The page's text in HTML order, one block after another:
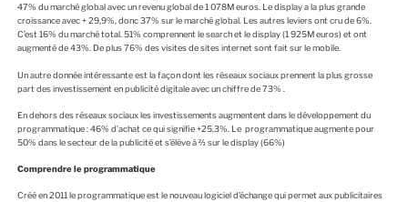
47% du marché global avec un revenu global de 1 078M euros. Le display a la plus grande
croissance avec + 29,9%, donc 37% sur le marché global. Les autres leviers ont cru de 6%.
C’est 16% du marché total. 51% comprennent le search et le display (1 925M euros) et ont
augmenté de 43%. De plus 76% des visites de sites internet sont fait sur le mobile.
Un autre donnée intéressante est la façon dont les réseaux sociaux prennent la plus grosse
part des investissement en publicité digitale avec un chiffre de 73% .
En dehors des réseaux sociaux les investissements augmentent dans le développement du
programmatique : 46% d’achat ce qui signifie +25,3%. Le programmatique augmente pour
50% dans le secteur de la publicité et s’élève à ⅔ sur le display (66%)
Comprendre le programmatique
Créé en 2011 le programmatique est le nouveau logiciel d’échange qui permet aux publicitaires